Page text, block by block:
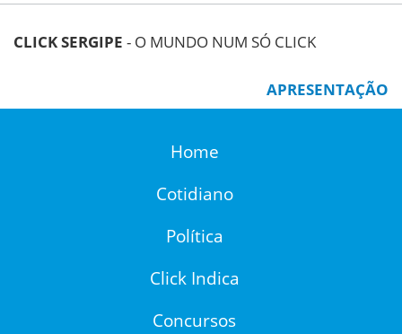
CLICK SERGIPE - O MUNDO NUM SÓ CLICK
APRESENTAÇÃO
Home
Cotidiano
Política
Click Indica
Concursos